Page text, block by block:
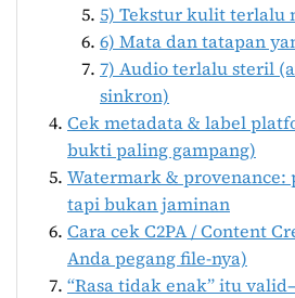
5) Tekstur kulit terlalu
6) Mata dan tatapan
7) Audio terlalu steril
sinkron)
Cek metadata & label
bukti paling gampang)
Watermark & provenance:
tapi bukan jaminan
Cara cek C2PA / Content
Anda pegang file-nya)
“Rasa tidak enak” itu